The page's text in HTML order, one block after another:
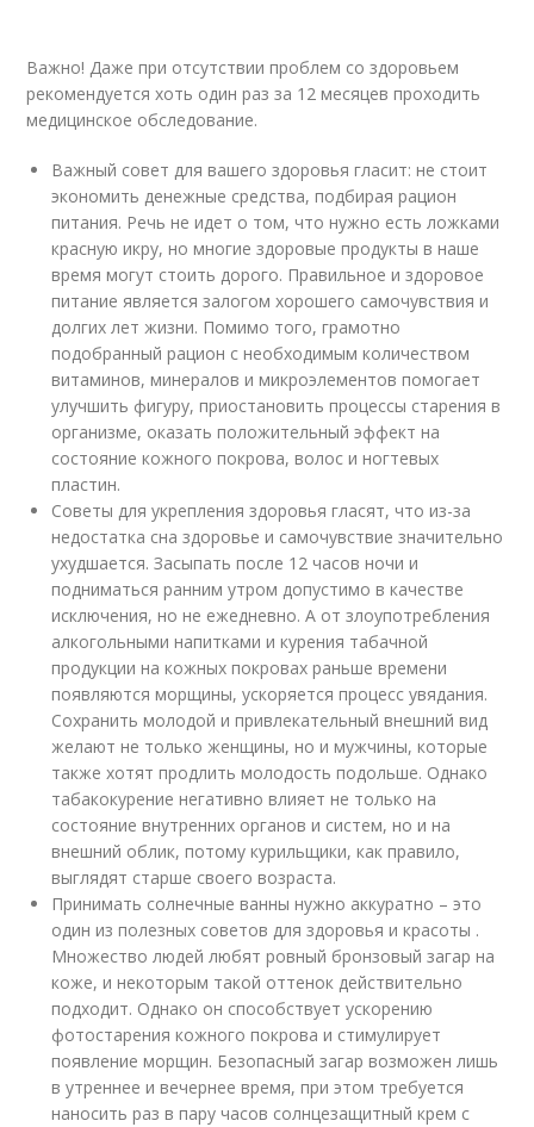
Важно! Даже при отсутствии проблем со здоровьем
рекомендуется хоть один раз за 12 месяцев проходить
медицинское обследование.
Важный совет для вашего здоровья гласит: не стоит
экономить денежные средства, подбирая рацион
питания. Речь не идет о том, что нужно есть ложками
красную икру, но многие здоровые продукты в наше
время могут стоить дорого. Правильное и здоровое
питание является залогом хорошего самочувствия и
долгих лет жизни. Помимо того, грамотно
подобранный рацион с необходимым количеством
витаминов, минералов и микроэлементов помогает
улучшить фигуру, приостановить процессы старения в
организме, оказать положительный эффект на
состояние кожного покрова, волос и ногтевых
пластин.
Советы для укрепления здоровья гласят, что из-за
недостатка сна здоровье и самочувствие значительно
ухудшается. Засыпать после 12 часов ночи и
подниматься ранним утром допустимо в качестве
исключения, но не ежедневно. А от злоупотребления
алкогольными напитками и курения табачной
продукции на кожных покровах раньше времени
появляются морщины, ускоряется процесс увядания.
Сохранить молодой и привлекательный внешний вид
желают не только женщины, но и мужчины, которые
также хотят продлить молодость подольше. Однако
табакокурение негативно влияет не только на
состояние внутренних органов и систем, но и на
внешний облик, потому курильщики, как правило,
выглядят старше своего возраста.
Принимать солнечные ванны нужно аккуратно – это
один из полезных советов для здоровья и красоты .
Множество людей любят ровный бронзовый загар на
коже, и некоторым такой оттенок действительно
подходит. Однако он способствует ускорению
фотостарения кожного покрова и стимулирует
появление морщин. Безопасный загар возможен лишь
в утреннее и вечернее время, при этом требуется
наносить раз в пару часов солнцезащитный крем с